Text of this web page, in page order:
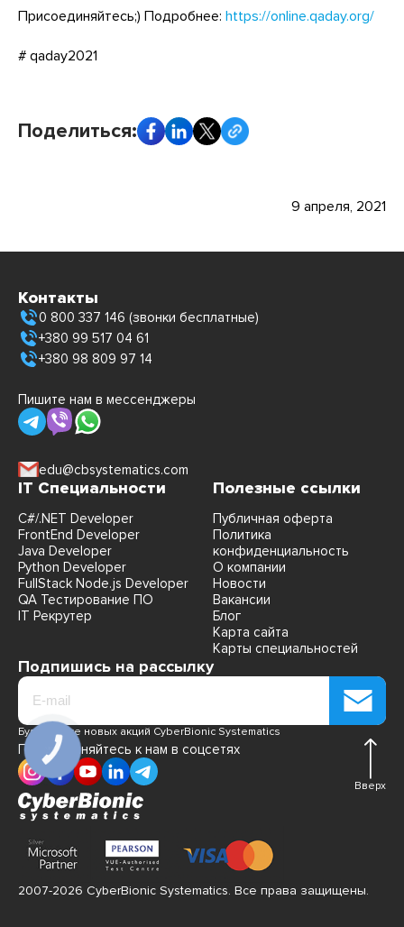
Присоединяйтесь;) Подробнее: https://online.qaday.org/
# qaday2021
Поделиться:
9 апреля, 2021
Контакты
0 800 337 146 (звонки бесплатные)
+380 99 517 04 61
+380 98 809 97 14
Пишите нам в мессенджеры
edu@cbsystematics.com
IT Специальности
C#/.NET Developer
FrontEnd Developer
Java Developer
Python Developer
FullStack Node.js Developer
QA Тестирование ПО
IT Рекрутер
Полезные ссылки
Публичная оферта
Политика
конфиденциальность
О компании
Новости
Вакансии
Блог
Карта сайта
Карты специальностей
Подпишись на рассылку
Будь в курсе новых акций CyberBionic Systematics
Присоединяйтесь к нам в соцсетях
Вверх
2007-2026 CyberBionic Systematics. Все права защищены.